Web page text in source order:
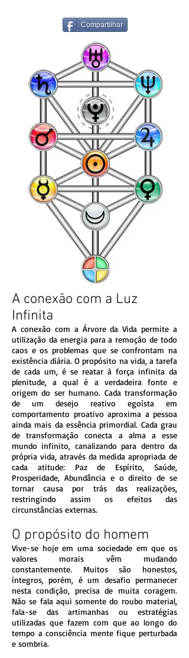
Compartilhar
A conexão com a Luz
Infinita
A conexão com a Árvore da Vida permite a
utilização da energia para a remoção de todo
caos e os problemas que se confrontam na
existência diária. O propósito na vida, a tarefa
de cada um, é se reatar à força infinita da
plenitude, a qual é a verdadeira fonte e
origem do ser humano. Cada transformação
de um desejo reativo egoísta em
comportamento proativo aproxima a pessoa
ainda mais da essência primordial. Cada grau
de transformação conecta a alma a esse
mundo infinito, canalizando para dentro da
própria vida, através da medida apropriada de
cada atitude: Paz de Espírito, Saúde,
Prosperidade, Abundância e o direito de se
tornar causa por trás das realizações,
restringindo assim os efeitos das
circunstâncias externas.
O propósito do homem
Vive-se hoje em uma sociedade em que os
valores morais vêm mudando
constantemente. Muitos são honestos,
íntegros, porém, é um desafio permanecer
nesta condição, precisa de muita coragem.
Não se fala aqui somente do roubo material,
fala-se das artimanhas ou estratégias
utilizadas que fazem com que ao longo do
tempo a consciência mente fique perturbada
e sombria.